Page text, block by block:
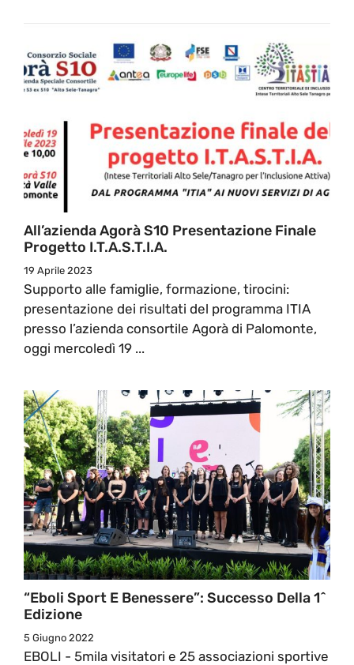
All’azienda Agorà S10 Presentazione Finale
Progetto I.T.A.S.T.I.A.
19 Aprile 2023
Supporto alle famiglie, formazione, tirocini:
presentazione dei risultati del programma ITIA
presso l’azienda consortile Agorà di Palomonte,
oggi mercoledì 19 ...
“Eboli Sport E Benessere”: Successo Della 1^
Edizione
5 Giugno 2022
EBOLI - 5mila visitatori e 25 associazioni sportive